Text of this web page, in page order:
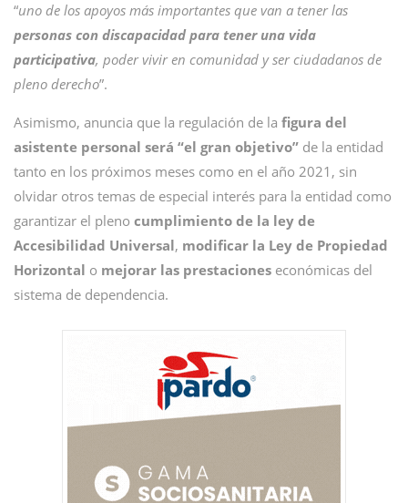
“uno de los apoyos más importantes que van a tener las
personas con discapacidad para tener una vida
participativa, poder vivir en comunidad y ser ciudadanos de
pleno derecho”.
Asimismo, anuncia que la regulación de la figura del
asistente personal será “el gran objetivo” de la entidad
tanto en los próximos meses como en el año 2021, sin
olvidar otros temas de especial interés para la entidad como
garantizar el pleno cumplimiento de la ley de
Accesibilidad Universal, modificar la Ley de Propiedad
Horizontal o mejorar las prestaciones económicas del
sistema de dependencia.